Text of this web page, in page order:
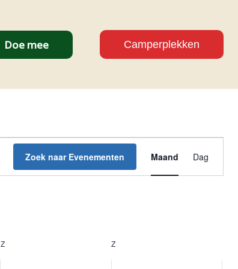
Doe mee Camperplekken
Zoek naar Evenementen Maand Dag
ZZATERDAG Z